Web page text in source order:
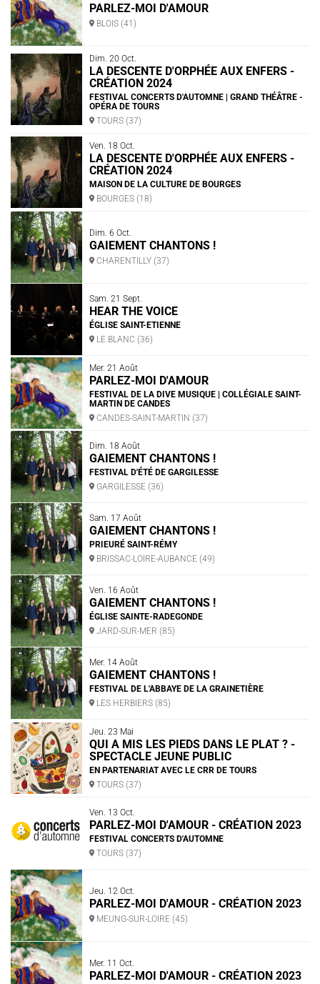
PARLEZ-MOI D'AMOUR
BLOIS (41)
Dim. 20 Oct.
LA DESCENTE D'ORPHÉE AUX ENFERS -
CRÉATION 2024
FESTIVAL CONCERTS D'AUTOMNE | GRAND THÉÂTRE -
OPÉRA DE TOURS
TOURS (37)
Ven. 18 Oct.
LA DESCENTE D'ORPHÉE AUX ENFERS -
CRÉATION 2024
MAISON DE LA CULTURE DE BOURGES
BOURGES (18)
Dim. 6 Oct.
GAIEMENT CHANTONS !
CHARENTILLY (37)
Sam. 21 Sept.
HEAR THE VOICE
ÉGLISE SAINT-ETIENNE
LE BLANC (36)
Mer. 21 Août
PARLEZ-MOI D'AMOUR
FESTIVAL DE LA DIVE MUSIQUE | COLLÉGIALE SAINT-
MARTIN DE CANDES
CANDES-SAINT-MARTIN (37)
Dim. 18 Août
GAIEMENT CHANTONS !
FESTIVAL D'ÉTÉ DE GARGILESSE
GARGILESSE (36)
Sam. 17 Août
GAIEMENT CHANTONS !
PRIEURÉ SAINT-RÉMY
BRISSAC-LOIRE-AUBANCE (49)
Ven. 16 Août
GAIEMENT CHANTONS !
ÉGLISE SAINTE-RADEGONDE
JARD-SUR-MER (85)
Mer. 14 Août
GAIEMENT CHANTONS !
FESTIVAL DE L'ABBAYE DE LA GRAINETIÈRE
LES HERBIERS (85)
Jeu. 23 Mai
QUI A MIS LES PIEDS DANS LE PLAT ? -
SPECTACLE JEUNE PUBLIC
EN PARTENARIAT AVEC LE CRR DE TOURS
TOURS (37)
Ven. 13 Oct.
PARLEZ-MOI D'AMOUR - CRÉATION 2023
FESTIVAL CONCERTS D'AUTOMNE
TOURS (37)
Jeu. 12 Oct.
PARLEZ-MOI D'AMOUR - CRÉATION 2023
MEUNG-SUR-LOIRE (45)
Mer. 11 Oct.
PARLEZ-MOI D'AMOUR - CRÉATION 2023